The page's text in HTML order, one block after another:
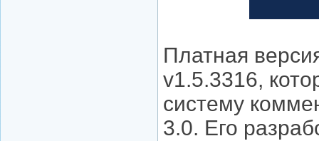
Платная
v1.5.3316,
систему
3.0. Его